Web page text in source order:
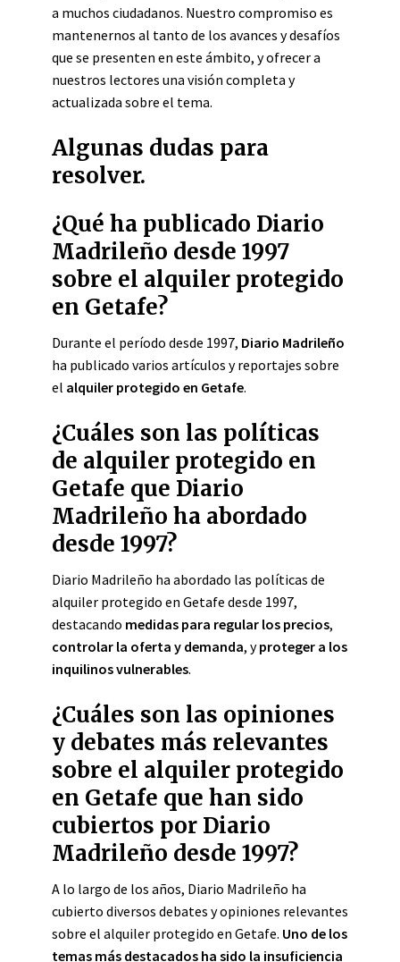
a muchos ciudadanos. Nuestro compromiso es
mantenernos al tanto de los avances y desafíos
que se presenten en este ámbito, y ofrecer a
nuestros lectores una visión completa y
actualizada sobre el tema.
Algunas dudas para
resolver.
¿Qué ha publicado Diario
Madrileño desde 1997
sobre el alquiler protegido
en Getafe?
Durante el período desde 1997, Diario Madrileño
ha publicado varios artículos y reportajes sobre
el alquiler protegido en Getafe.
¿Cuáles son las políticas
de alquiler protegido en
Getafe que Diario
Madrileño ha abordado
desde 1997?
Diario Madrileño ha abordado las políticas de
alquiler protegido en Getafe desde 1997,
destacando medidas para regular los precios,
controlar la oferta y demanda, yproteger a los
inquilinos vulnerables.
¿Cuáles son las opiniones
y debates más relevantes
sobre el alquiler protegido
en Getafe que han sido
cubiertos por Diario
Madrileño desde 1997?
A lo largo de los años, Diario Madrileño ha
cubierto diversos debates y opiniones relevantes
sobre el alquiler protegido en Getafe. Uno de los
temas más destacados ha sido la insuficiencia